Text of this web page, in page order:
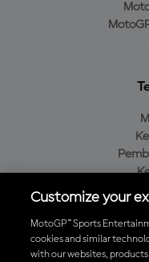
Unduh
Customize your
MotoGP™ Sports
cookies and similar
with our websites, products